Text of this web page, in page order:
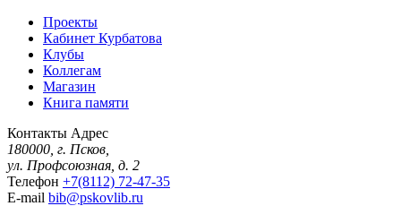
Проекты
Кабинет Курбатова
Клубы
Коллегам
Магазин
Книга памяти
Контакты Адрес
180000, г. Псков,
ул. Профсоюзная, д. 2
Телефон +7(8112) 72-47-35
E-mail bib@pskovlib.ru